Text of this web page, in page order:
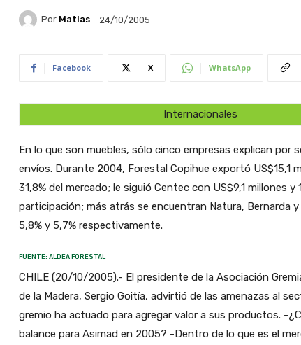
Por Matias 24/10/2005
Facebook X WhatsApp
Internacionales
En lo que son muebles, sólo cinco empresas explican por
envíos. Durante 2004, Forestal Copihue exportó US$15,1
31,8% del mercado; le siguió Centec con US$9,1 millones y
participación; más atrás se encuentran Natura, Bernarda y
5,8% y 5,7% respectivamente.
FUENTE: ALDEA FORESTAL
CHILE (20/10/2005).- El presidente de la Asociación
de la Madera, Sergio Goitía, advirtió de las amenazas al
gremio ha actuado para agregar valor a sus productos. -
balance para Asimad en 2005? -Dentro de lo que es el